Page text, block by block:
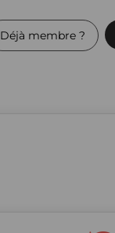
Déjà membre ?